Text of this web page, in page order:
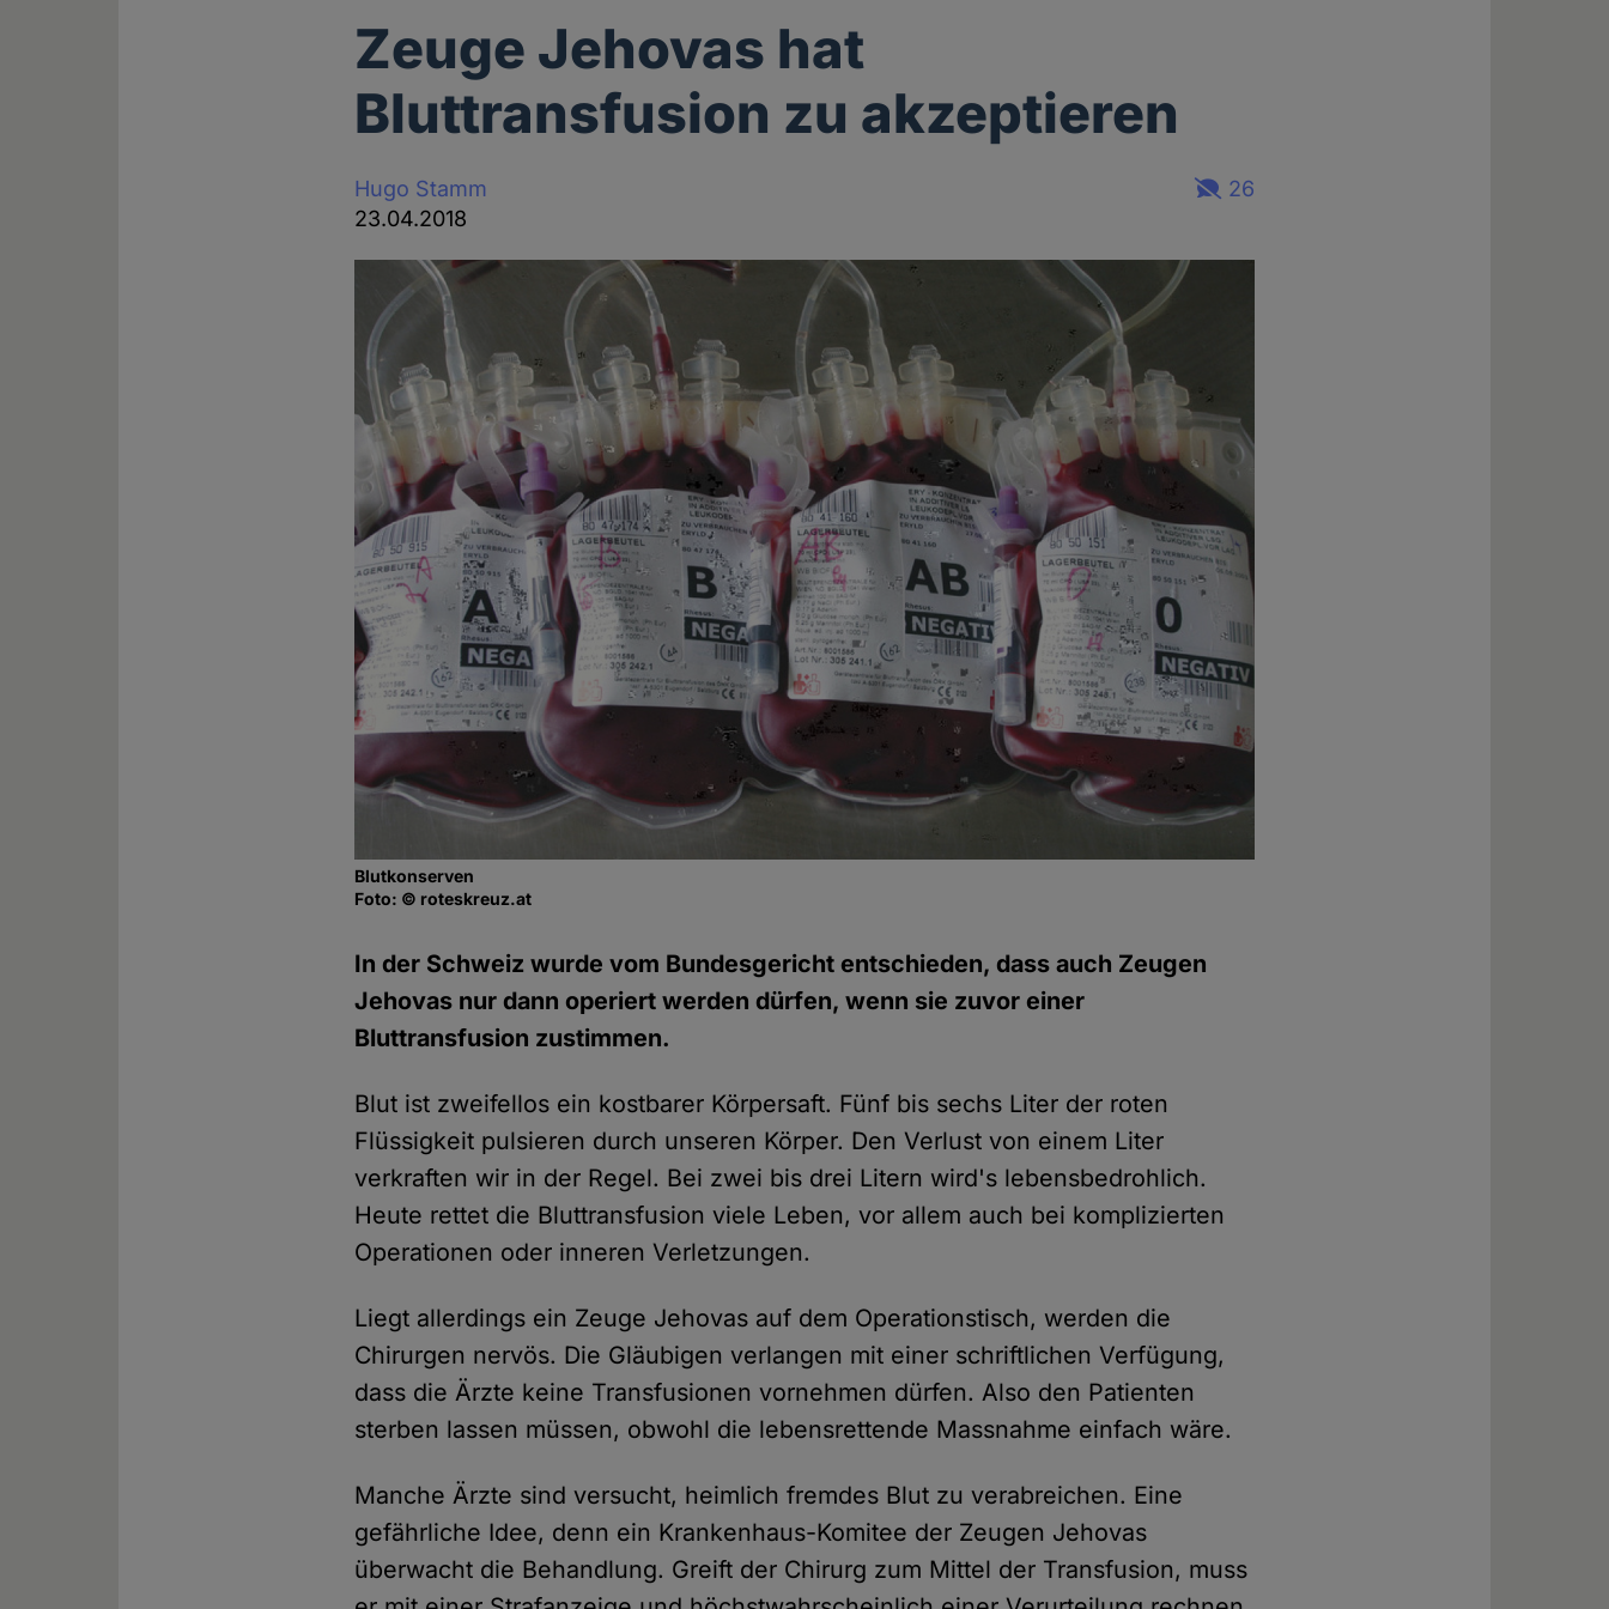
Zeuge Jehovas hat
Bluttransfusion zu akzeptieren
Hugo Stamm
23.04.2018
26
Blutkonserven
Foto: © roteskreuz.at
In der Schweiz wurde vom Bundesgericht entschieden, dass auch Zeugen
Jehovas nur dann operiert werden dürfen, wenn sie zuvor einer
Bluttransfusion zustimmen.
Blut ist zweifellos ein kostbarer Körpersaft. Fünf bis sechs Liter der roten
Flüssigkeit pulsieren durch unseren Körper. Den Verlust von einem Liter
verkraften wir in der Regel. Bei zwei bis drei Litern wird's lebensbedrohlich.
Heute rettet die Bluttransfusion viele Leben, vor allem auch bei komplizierten
Operationen oder inneren Verletzungen.
Liegt allerdings ein Zeuge Jehovas auf dem Operationstisch, werden die
Chirurgen nervös. Die Gläubigen verlangen mit einer schriftlichen Verfügung,
dass die Ärzte keine Transfusionen vornehmen dürfen. Also den Patienten
sterben lassen müssen, obwohl die lebensrettende Massnahme einfach wäre.
Manche Ärzte sind versucht, heimlich fremdes Blut zu verabreichen. Eine
gefährliche Idee, denn ein Krankenhaus-Komitee der Zeugen Jehovas
überwacht die Behandlung. Greift der Chirurg zum Mittel der Transfusion, muss